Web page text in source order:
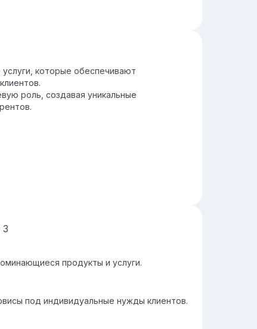
которые обеспечивают
роль, создавая уникальные
3
продукты и услуги.
под индивидуальные нужды клиентов.